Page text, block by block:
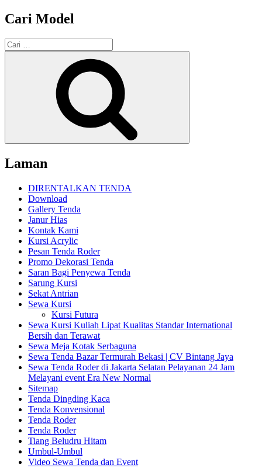
Cari Model
Pencarian
untuk:
Laman
DIRENTALKAN TENDA
Download
Gallery Tenda
Janur Hias
Kontak Kami
Kursi Acrylic
Pesan Tenda Roder
Promo Dekorasi Tenda
Saran Bagi Penyewa Tenda
Sarung Kursi
Sekat Antrian
Sewa Kursi
Kursi Futura
Sewa Kursi Kuliah Lipat Kualitas Standar International
Bersih dan Terawat
Sewa Meja Kotak Serbaguna
Sewa Tenda Bazar Termurah Bekasi | CV Bintang Jaya
Sewa Tenda Roder di Jakarta Selatan Pelayanan 24 Jam
Melayani event Era New Normal
Sitemap
Tenda Dingding Kaca
Tenda Konvensional
Tenda Roder
Tenda Roder
Tiang Beludru Hitam
Umbul-Umbul
Video Sewa Tenda dan Event